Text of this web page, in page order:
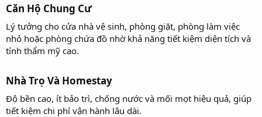
Căn Hộ Chung Cư​
Lý tưởng cho cửa nhà vệ sinh, phòng giặt, phòng làm việc
nhỏ hoặc phòng chứa đồ nhờ khả năng tiết kiệm diện tích và
tính thẩm mỹ cao.
Nhà Trọ Và Homestay​
Độ bền cao, ít bảo trì, chống nước và mối mọt hiệu quả, giúp
tiết kiệm chi phí vận hành lâu dài.